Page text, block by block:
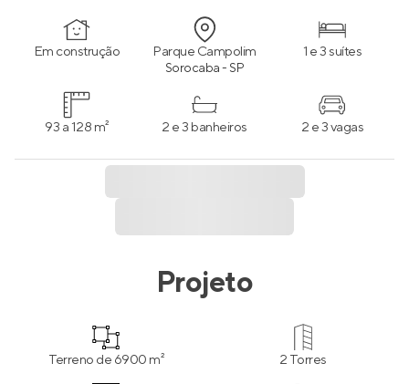
Em construção Parque Campolim
Sorocaba - SP
1 e 3 suítes
93 a 128 m² 2 e 3 banheiros 2 e 3 vagas
Projeto
Terreno de 6900 m² 2 Torres